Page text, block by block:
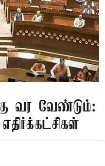
வர வேண்டும்: